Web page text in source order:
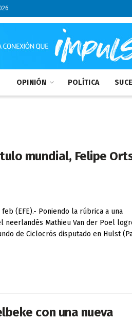
OPINIÓN POLÍTICA
mundial, Felipe
(EFE).- Poniendo la rúbrica a una
neerlandés Mathieu Van der Poel
de Ciclocrós disputado en Hulst
con una nueva